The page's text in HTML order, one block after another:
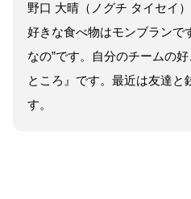
野口 大晴（ノグチ タイセイ
好きな食べ物はモンブランで
なの”です。自分のチームの
ところ』です。最近は友達と
す。